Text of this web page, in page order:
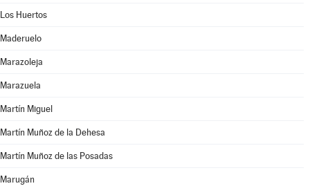
Los Huertos
Maderuelo
Marazoleja
Marazuela
Martín Miguel
Martín Muñoz de la Dehesa
Martín Muñoz de las Posadas
Marugán